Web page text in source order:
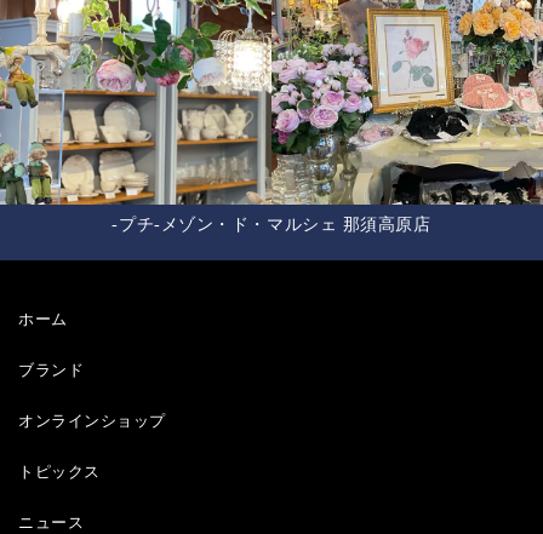
-プチ-メゾン・ド・マルシェ 那須高原店
ホーム
ブランド
オンラインショップ
トピックス
ニュース